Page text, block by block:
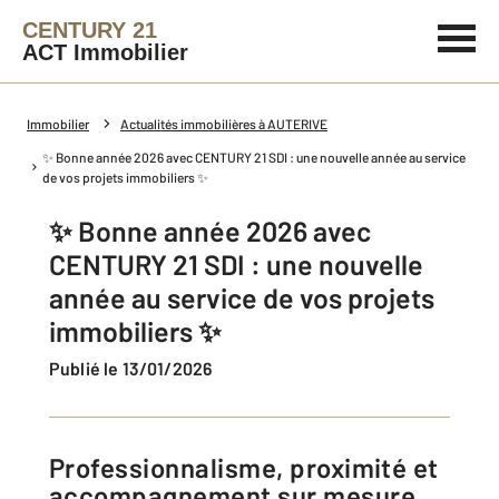
CENTURY 21
ACT Immobilier
Immobilier Actualités immobilières à AUTERIVE
✨ Bonne année 2026 avec CENTURY 21 SDI : une nouvelle année au service
de vos projets immobiliers ✨
✨ Bonne année 2026 avec
CENTURY 21 SDI : une nouvelle
année au service de vos projets
immobiliers ✨
Publié le 13/01/2026
Professionnalisme, proximité et